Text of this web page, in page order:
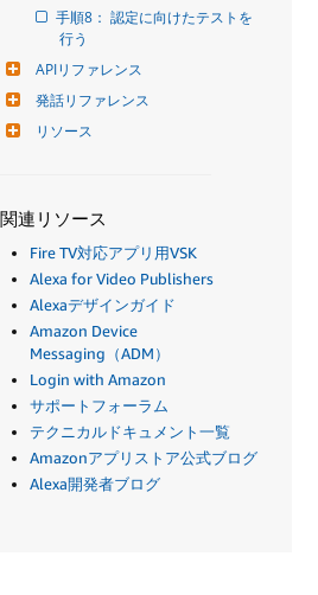
手順8： 認定に向けたテストを
行う
APIリファレンス
発話リファレンス
リソース
関連リソース
Fire TV対応アプリ用VSK
Alexa for Video Publishers
Alexaデザインガイド
Amazon Device
Messaging（ADM）
Login with Amazon
サポートフォーラム
テクニカルドキュメント一覧
Amazonアプリストア公式ブログ
Alexa開発者ブログ